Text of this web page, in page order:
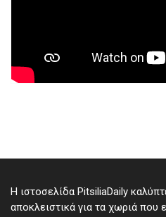
Η ιστοσελίδα PitsiliaDaily
αποκλειστικά για τα χωριά που